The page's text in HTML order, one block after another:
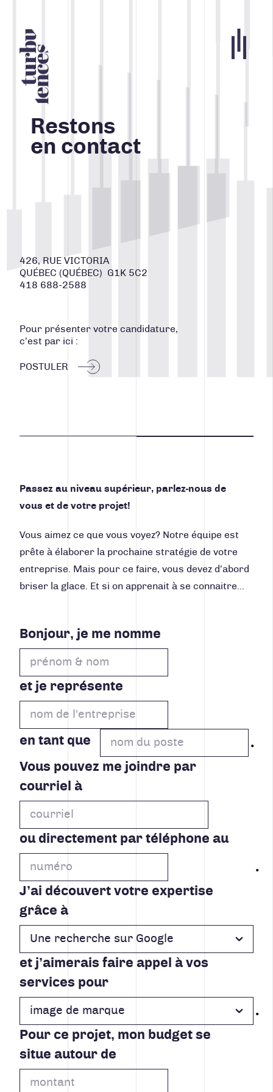
Agence
Carrières
FacebookInstagramLinkedInVimeo
Youtube
418 688-2588
Québec (Québec) G1K 5C2
ACCUEIL
INFOLETTRE
CONTACT
Restons
en contact
426, RUE VICTORIA
QUÉBEC (QUÉBEC) G1K 5C2
418 688-2588
Pour présenter votre candidature,
c’est par ici :
POSTULER
Passez au niveau supérieur, parlez-nous de
vous et de votre projet!
Vous aimez ce que vous voyez? Notre équipe est
prête à élaborer la prochaine stratégie de votre
entreprise. Mais pour ce faire, vous devez d’abord
briser la glace. Et si on apprenait à se connaitre…
Bonjour, je me nomme
et je représente
en tant que
Vous pouvez me joindre par
courriel à
ou directement par téléphone au
J’ai découvert votre expertise
grâce à
et j’aimerais faire appel à vos
services pour
Pour ce projet, mon budget se
situe autour de